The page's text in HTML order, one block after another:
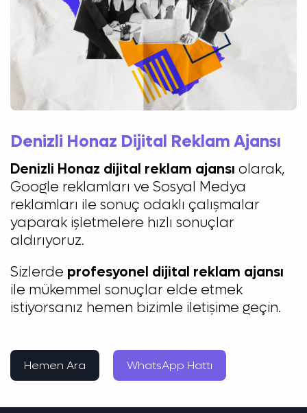
Denizli Honaz Dijital Reklam Ajansı
Denizli Honaz dijital reklam ajansı olarak,
Google reklamları ve Sosyal Medya
reklamları ile sonuç odaklı çalışmalar
yaparak işletmelere hızlı sonuçlar
aldırıyoruz.
Sizlerde profesyonel dijital reklam ajansı
ile mükemmel sonuçlar elde etmek
istiyorsanız hemen bizimle iletişime geçin.
Hemen Ara WhatsApp Hattı